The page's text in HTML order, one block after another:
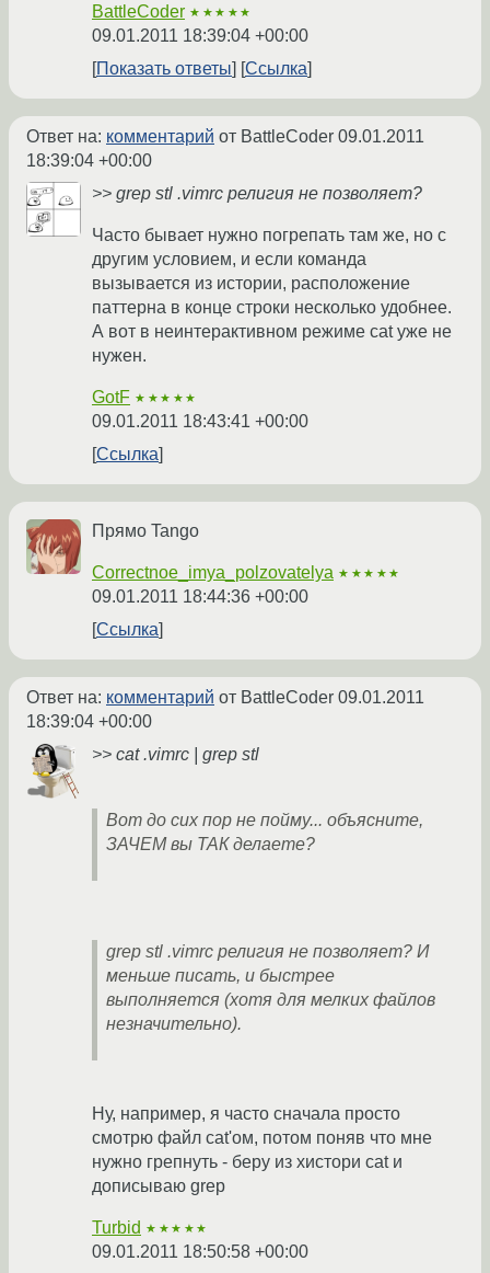
BattleCoder ★★★★★
09.01.2011 18:39:04 +00:00
Показать ответы
Ссылка
Ответ на: комментарий от BattleCoder 09.01.2011
18:39:04 +00:00
>> grep stl .vimrc религия не позволяет?
Часто бывает нужно погрепать там же, но с
другим условием, и если команда
вызывается из истории, расположение
паттерна в конце строки несколько удобнее.
А вот в неинтерактивном режиме cat уже не
нужен.
GotF ★★★★★
09.01.2011 18:43:41 +00:00
Ссылка
Прямо Tango
Correctnoe_imya_polzovatelya ★★★★★
09.01.2011 18:44:36 +00:00
Ссылка
Ответ на: комментарий от BattleCoder 09.01.2011
18:39:04 +00:00
>> cat .vimrc | grep stl
Вот до сих пор не пойму... объясните,
ЗАЧЕМ вы ТАК делаете?
grep stl .vimrc религия не позволяет? И
меньше писать, и быстрее
выполняется (хотя для мелких файлов
незначительно).
Ну, например, я часто сначала просто
смотрю файл cat'ом, потом поняв что мне
нужно грепнуть - беру из хистори cat и
дописываю grep
Turbid ★★★★★
09.01.2011 18:50:58 +00:00